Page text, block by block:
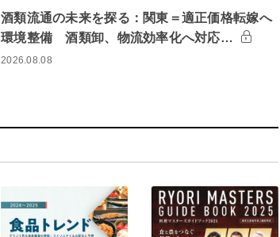
酒類流通の未来を探る：関東＝適正価格転嫁へ
環境整備 酒類卸、物流効率化へ対応…
2026.08.08